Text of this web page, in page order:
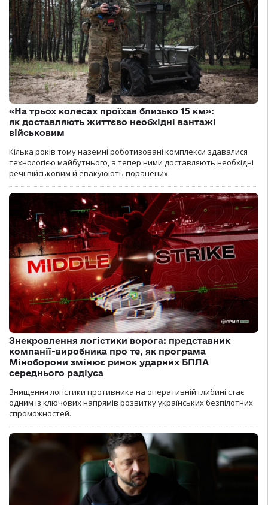
«На трьох колесах проїхав близько 15 км»:
як доставляють життєво необхідні вантажі
військовим
Кілька років тому наземні роботизовані комплекси здавалися
технологією майбутнього, а тепер ними доставляють необхідні
речі військовим й евакуюють поранених.
Знекровлення логістики ворога: представник
компанії-виробника про те, як програма
Міноборони змінює ринок ударних БПЛА
середнього радіуса
Знищення логістики противника на оперативній глибині стає
одним із ключових напрямів розвитку українських безпілотних
спроможностей.